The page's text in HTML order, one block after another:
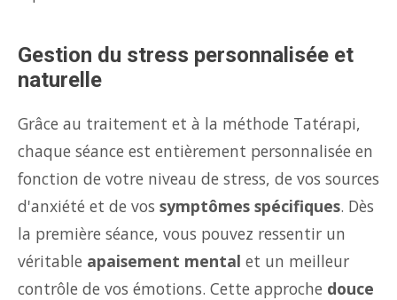
Gestion du stress personnalisée et
naturelle
Grâce au traitement et à la méthode Tatérapi,
chaque séance est entièrement personnalisée en
fonction de votre niveau de stress, de vos sources
d'anxiété et de vos symptômes spécifiques. Dès
la première séance, vous pouvez ressentir un
véritable apaisement mental et un meilleur
contrôle de vos émotions. Cette approche douce